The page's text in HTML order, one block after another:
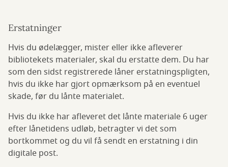
Erstatninger
Hvis du ødelægger, mister eller ikke afleverer
bibliotekets materialer, skal du erstatte dem. Du har
som den sidst registrerede låner erstatningspligten,
hvis du ikke har gjort opmærksom på en eventuel
skade, før du lånte materialet.
Hvis du ikke har afleveret det lånte materiale 6 uger
efter lånetidens udløb, betragter vi det som
bortkommet og du vil få sendt en erstatning i din
digitale post.